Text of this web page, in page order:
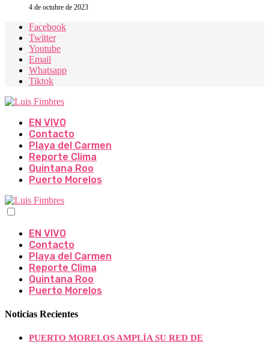
4 de octubre de 2023
Facebook
Twitter
Youtube
Email
Whatsapp
Tiktok
EN VIVO
Contacto
Playa del Carmen
Reporte Clima
Quintana Roo
Puerto Morelos
EN VIVO
Contacto
Playa del Carmen
Reporte Clima
Quintana Roo
Puerto Morelos
Noticias Recientes
PUERTO MORELOS AMPLÍA SU RED DE